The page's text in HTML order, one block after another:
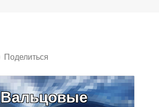
Поделиться
Вальцовые